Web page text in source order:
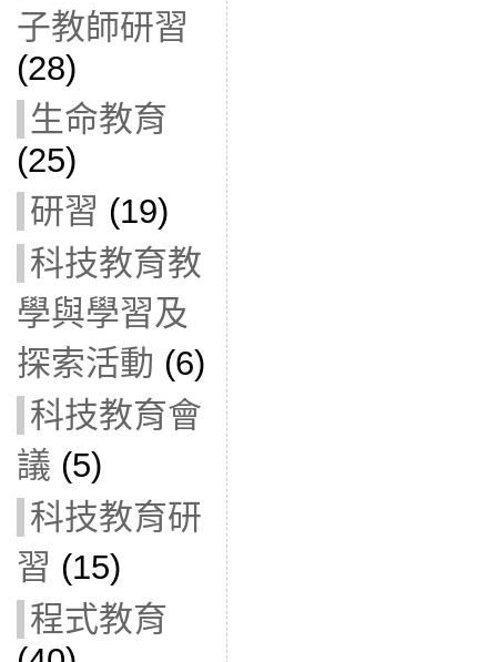
子教師研習
(28)
生命教育
(25)
研習 (19)
科技教育教
學與學習及
探索活動 (6)
科技教育會
議 (5)
科技教育研
習 (15)
程式教育